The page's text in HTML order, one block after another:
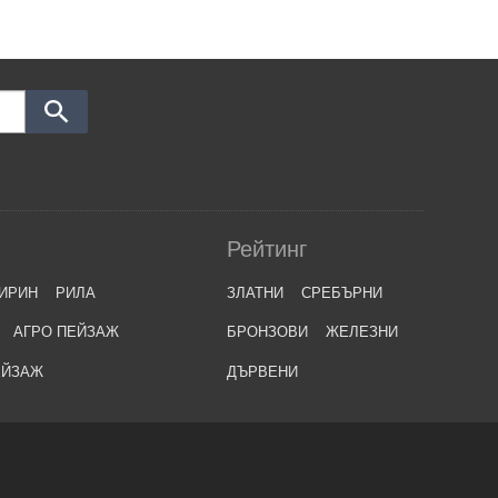
РИЛА
АГРО ПЕЙЗАЖ
Рейтинг
ЗЛАТНИ СРЕБЪРНИ
БРОНЗОВИ ЖЕЛЕЗНИ
ДЪРВЕНИ